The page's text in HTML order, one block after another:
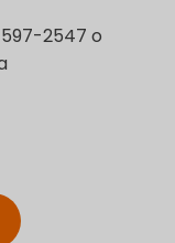
2547 o